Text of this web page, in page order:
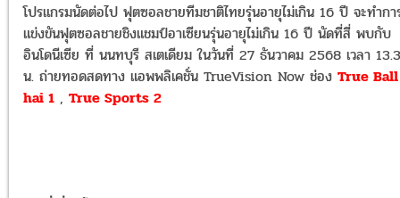
โปรแกรมนัดต่อไป ฟุตซอลชายทีมชาติไทยรุ่นอายุไม่เกิน 16 ปี จะทำกา
แข่งขันฟุตซอลชายชิงแชมป์อาเซียนรุ่นอายุไม่เกิน 16 ปี นัดที่สี่ พบกับ
อินโดนีเซีย ที่ นนทบุรี สเตเดียม ในวันที่ 27 ธันวาคม 2568 เวลา
น. ถ่ายทอดสดทาง แอพพลิเคชั่น TrueVision Now ช่อง True
hai 1 , True Sports 2